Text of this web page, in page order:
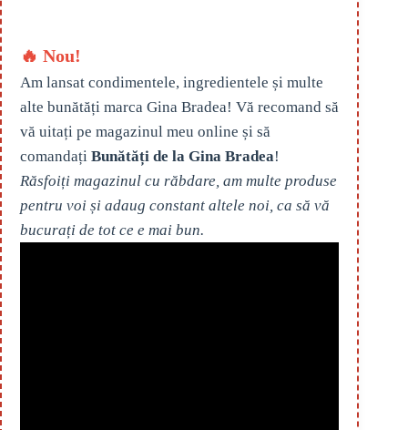
🔥 Nou!
Am lansat condimentele, ingredientele și multe
alte bunătăți marca Gina Bradea! Vă recomand să
vă uitați pe magazinul meu online și să
comandați Bunătăți de la Gina Bradea!
Răsfoiți magazinul cu răbdare, am multe produse
pentru voi și adaug constant altele noi, ca să vă
bucurați de tot ce e mai bun.